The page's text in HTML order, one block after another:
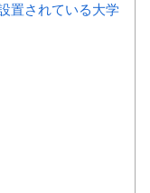
置されている大学